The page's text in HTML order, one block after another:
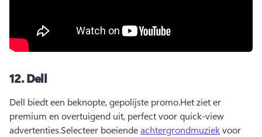
12.Dell
Dell biedt een beknopte, gepolijste promo.Het ziet er
premium en overtuigend uit, perfect voor quick-view
advertenties.Selecteer boeiende achtergrondmuziek voor